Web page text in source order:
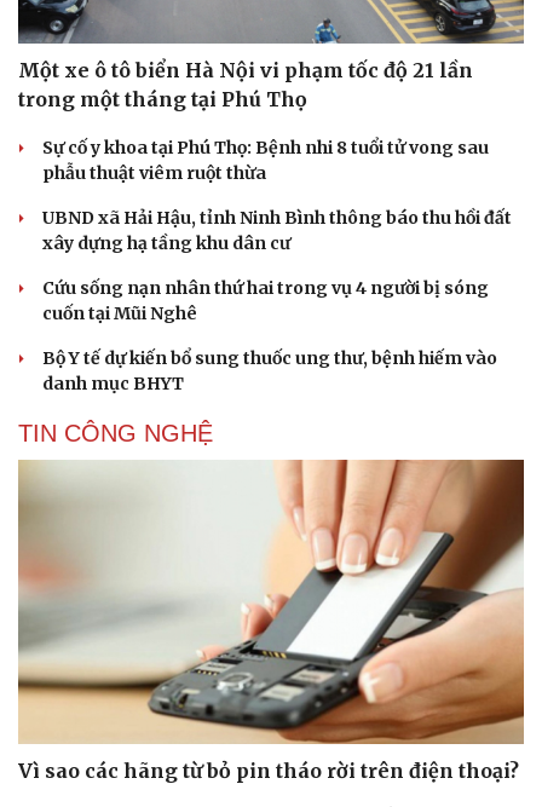
Cải chính
Một xe ô tô biển Hà Nội vi phạm tốc độ 21 lần
trong một tháng tại Phú Thọ
Sự cố y khoa tại Phú Thọ: Bệnh nhi 8 tuổi tử vong sau
phẫu thuật viêm ruột thừa
UBND xã Hải Hậu, tỉnh Ninh Bình thông báo thu hồi đất
xây dựng hạ tầng khu dân cư
Cứu sống nạn nhân thứ hai trong vụ 4 người bị sóng
cuốn tại Mũi Nghê
Bộ Y tế dự kiến bổ sung thuốc ung thư, bệnh hiếm vào
danh mục BHYT
TIN CÔNG NGHỆ
Vì sao các hãng từ bỏ pin tháo rời trên điện thoại?